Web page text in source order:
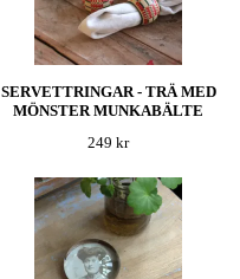
SERVETTRINGAR - TRÄ MED
MÖNSTER MUNKABÄLTE
249 kr